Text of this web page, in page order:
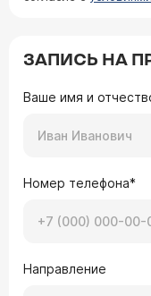
ЗАПИСЬ НА
Ваше имя и
Номер телефона*
Направление